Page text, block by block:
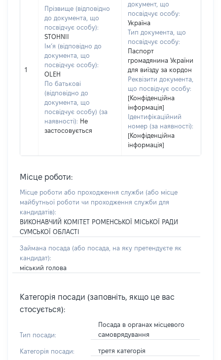
1
Прізвище (відповідно
до документа, що
посвідчує особу):
STOHNII
Ім’я (відповідно до
документа, що
посвідчує особу):
OLEH
По батькові
(відповідно до
документа, що
посвідчує особу) (за
наявності): Не
застосовується
документ, що
посвідчує особу:
Україна
Тип документа, що
посвідчує особу:
Паспорт
громадянина України
для виїзду за кордон
Реквізити документа,
що посвідчує особу:
[Конфіденційна
інформація]
Ідентифікаційний
номер (за наявності):
[Конфіденційна
інформація]
Місце роботи:
Місце роботи або проходження служби (або місце
майбутньої роботи чи проходження служби для
кандидатів):
ВИКОНАВЧИЙ КОМІТЕТ РОМЕНСЬКОЇ МІСЬКОЇ РАДИ
СУМСЬКОЇ ОБЛАСТІ
Займана посада (або посада, на яку претендуєте як
кандидат):
міський голова
Категорія посади (заповніть, якщо це вас
стосується):
Тип посади:
Посада в органах місцевого
самоврядування
Категорія посади: третя категорія